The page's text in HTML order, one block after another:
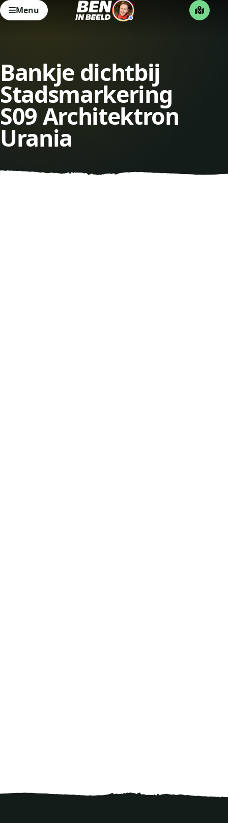
Menu
Bankje dichtbij
Stadsmarkering
S09 Architektron
Urania